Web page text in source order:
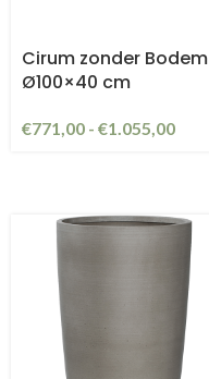
Cirum zonder Bodem
Ø100×40 cm
€771,00 - €1.055,00